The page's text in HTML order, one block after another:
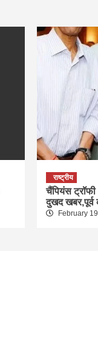
राष्ट्रीय
चैंपियंस
दुखद खबर,पूर्व
February